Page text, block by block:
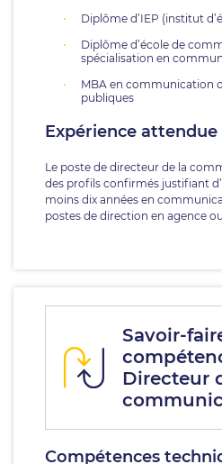
Diplôme d’IEP (institut
Diplôme d’école de
spécialisation en
MBA en communication
publiques
Expérience attendue
Le poste de directeur de la
des profils confirmés justifiant
moins dix années en
postes de direction en agence
Savoir-
Directeur
Compétences